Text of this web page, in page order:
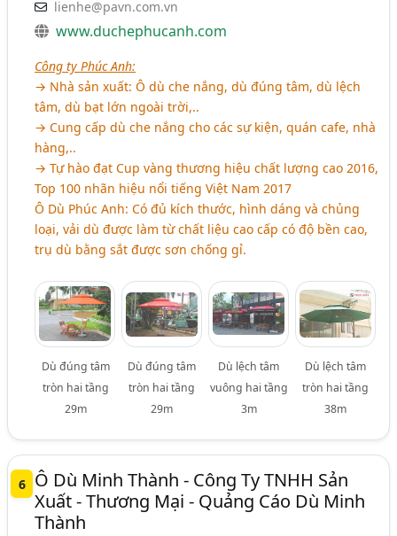
lienhe@pavn.com.vn
www.duchephucanh.com
Công ty Phúc Anh:
→ Nhà sản xuất: Ô dù che nắng, dù đúng tâm, dù lệch
tâm, dù bạt lớn ngoài trời,..
→ Cung cấp dù che nắng cho các sự kiện, quán cafe, nhà
hàng,..
→ Tự hào đạt Cup vàng thương hiệu chất lượng cao 2016,
Top 100 nhãn hiệu nổi tiếng Việt Nam 2017
Ô Dù Phúc Anh: Có đủ kích thước, hình dáng và chủng
loại, vải dù được làm từ chất liệu cao cấp có độ bền cao,
trụ dù bằng sắt được sơn chống gỉ.
Dù đúng tâm
tròn hai tầng
29m
Dù đúng tâm
tròn hai tầng
29m
Dù lệch tâm
vuông hai tầng
3m
Dù lệch tâm
tròn hai tầng
38m
6
Ô Dù Minh Thành - Công Ty TNHH Sản
Xuất - Thương Mại - Quảng Cáo Dù Minh
Thành